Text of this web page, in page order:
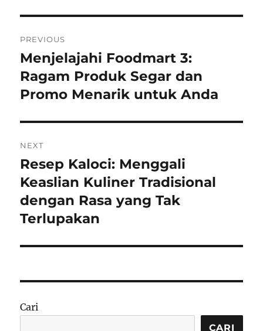
pos
PREVIOUS
Previous
post:
Menjelajahi Foodmart 3:
Ragam Produk Segar dan
Promo Menarik untuk Anda
NEXT
Next
post:
Resep Kaloci: Menggali
Keaslian Kuliner Tradisional
dengan Rasa yang Tak
Terlupakan
Cari
CARI